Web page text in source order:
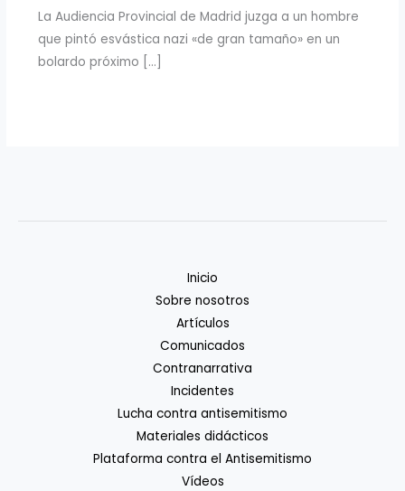
La Audiencia Provincial de Madrid juzga a un hombre
que pintó esvástica nazi «de gran tamaño» en un
bolardo próximo […]
Inicio
Sobre nosotros
Artículos
Comunicados
Contranarrativa
Incidentes
Lucha contra antisemitismo
Materiales didácticos
Plataforma contra el Antisemitismo
Vídeos